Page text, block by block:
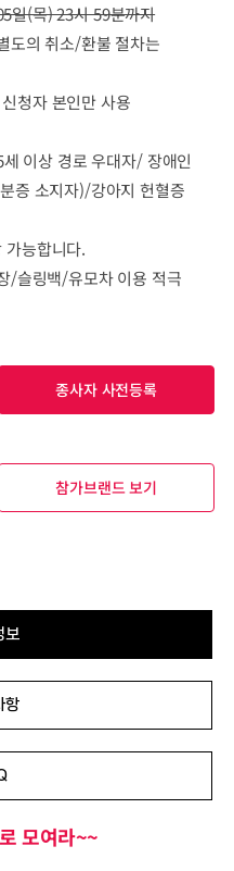
일(목) 23시 59분까지
도의 취소/환불 절차는
청자 본인만 사용
이상 경로 우대자/ 장애인
증 소지자)/강아지 헌혈증
능합니다.
/슬링백/유모차 이용 적극
종사자 사전등록
참가브랜드 보기
보
항
모여라~~